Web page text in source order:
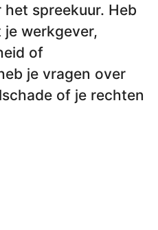
spreekuur. Heb
je werkgever,
of
je vragen over
of je rechten